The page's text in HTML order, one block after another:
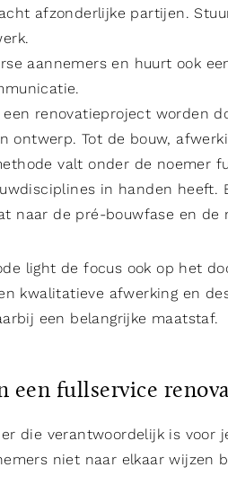
afzonderlijke partijen.
aannemers en huurt ook
renovatieproject worden
ontwerp. Tot de bouw,
valt onder de noemer
in handen heeft.
naar de pré-bouwfase en de
light de focus ook op het
kwalitatieve afwerking en
een belangrijke maatstaf.
een fullservice
die verantwoordelijk is voor
niet naar elkaar wijzen